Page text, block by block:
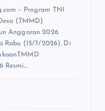
– Program TNI
(TMMD)
Anggaran 2026
Rabu (15/7/2026). Di
Resmi…